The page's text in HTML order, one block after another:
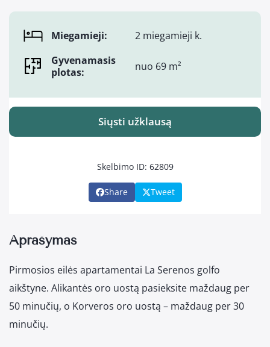
Miegamieji:
2 miegamieji k.
Gyvenamasis
plotas:
nuo 69 m²
Siųsti užklausą
Skelbimo ID: 62809
Share Tweet
Aprašymas
Pirmosios eilės apartamentai La Serenos golfo
aikštyne. Alikantės oro uostą pasieksite maždaug per
50 minučių, o Korveros oro uostą – maždaug per 30
minučių.